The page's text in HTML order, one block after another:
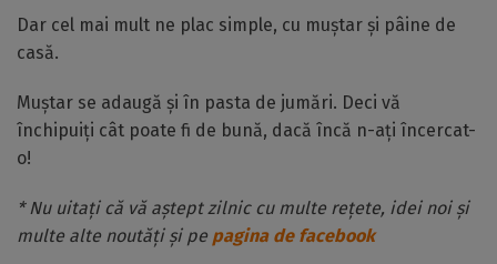
Dar cel mai mult ne plac simple, cu muștar și pâine de
casă.
Muștar se adaugă și în pasta de jumări. Deci vă
închipuiți cât poate fi de bună, dacă încă n-ați încercat-
o!
* Nu uitați că vă aștept zilnic cu multe rețete, idei noi și
multe alte noutăți și pe pagina de facebook